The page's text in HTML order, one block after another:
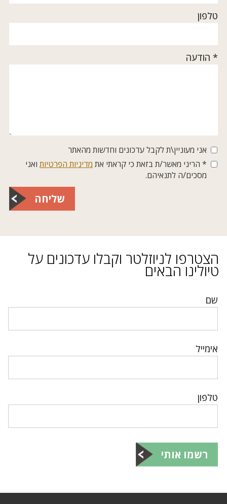
טלפון
* הודעה
אני מעוניין\ת לקבל עדכונים וחדשות מהאתר
* הריני מאשר/ת בזאת כי קראתי את מדיניות הפרטיות ואני
מסכים/ה לתנאיהם.
שליחה
הצטרפו לניוזלטר וקבלו עדכונים על
טיולינו הבאים
שם
אימייל
טלפון
רשמו אותי